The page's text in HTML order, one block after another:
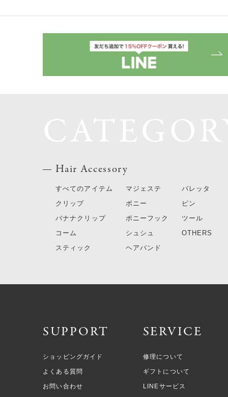
Hair Accessory
すべてのアイテム
クリップ
バナナクリップ
コーム
スティック
マジェステ
ポニー
ポニーフック
シュシュ
ヘアバンド
バレッタ
ピン
ツール
OTHERS
SUPPORT
ショッピングガイド
よくある質問
お問い合わせ
SERVICE
修理について
ギフトについて
LINEサービス